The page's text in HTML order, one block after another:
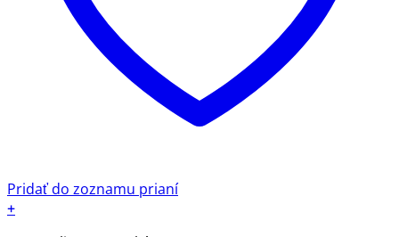
Pridať do zoznamu prianí
+